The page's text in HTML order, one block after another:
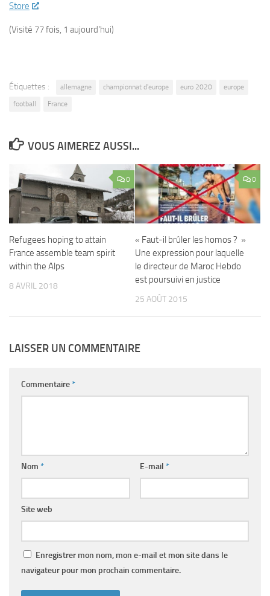
Store
.
(Visité 77 fois, 1 aujourd'hui)
Étiquettes : allemagne championnat d'europe euro 2020
europe
football
France
VOUS AIMEREZ AUSSI...
0
Refugees hoping to attain
France assemble team spirit
within the Alps
8 AVRIL 2018
0
« Faut-il brûler les homos ? »
Une expression pour laquelle
le directeur de Maroc Hebdo
est poursuivi en justice
25 AOÛT 2015
LAISSER UN COMMENTAIRE
Commentaire*
Nom * E-mail *
Site web
Enregistrer mon nom, mon e-mail et mon site dans le
navigateur pour mon prochain commentaire.